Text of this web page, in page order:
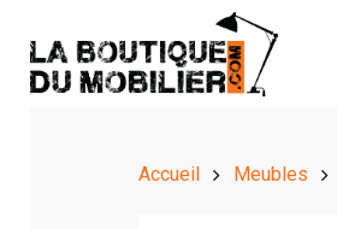
Accueil Meubles